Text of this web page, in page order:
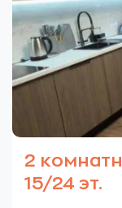
2
15/24 эт.